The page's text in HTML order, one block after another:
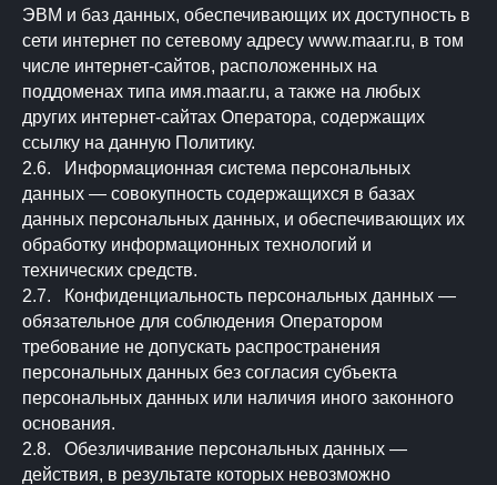
ЭВМ и баз данных, обеспечивающих их доступность в
сети интернет по сетевому адресу www.maar.ru, в том
числе интернет-сайтов, расположенных на
поддоменах типа имя.maar.ru, а также на любых
других интернет-сайтах Оператора, содержащих
ссылку на данную Политику.
2.6. Информационная система персональных
данных — совокупность содержащихся в базах
данных персональных данных, и обеспечивающих их
обработку информационных технологий и
технических средств.
2.7. Конфиденциальность персональных данных —
обязательное для соблюдения Оператором
требование не допускать распространения
персональных данных без согласия субъекта
персональных данных или наличия иного законного
основания.
2.8. Обезличивание персональных данных —
действия, в результате которых невозможно